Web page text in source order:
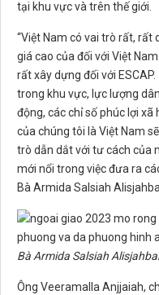
tại khu vực và trên thế giới.
“Việt Nam có vai trò rất,
giá cao của đối với Việt
rất xây dựng đối với
trong khu vực, lực lượng
động, các chỉ số phúc lợi xã
của chúng tôi là Việt Nam
trò dẫn dắt với tư cách của
mới nổi trong việc đưa ra
Bà Armida Salsiah
Bà Armida Salsiah
Ông Veeramalla Anjjaiah,